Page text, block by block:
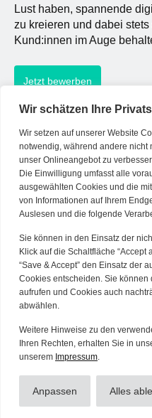
Wir schätzen Ihre
Wir setzen auf unserer Website
notwendig, während andere nicht
unser Onlineangebot zu
Die Einwilligung umfasst alle
ausgewählten Cookies und die
von Informationen auf Ihrem
Auslesen und die folgende
Sie können in den Einsatz der
Klick auf die Schaltfläche
“Save & Accept” den Einsatz der
Cookies entscheiden. Sie
aufrufen und Cookies auch
abwählen.
Weitere Hinweise zu den
Ihren Rechten, erhalten Sie in
unserem Impressum.
Anpassen Alles
Lust haben, spannende
zu kreieren und dabei
Kund:innen im Auge
Jetzt bewerben
Kontakt
Tel. Zentrale: +49 (69)
E-Mail:
FFM – Friedensstraße 11
60311 Frankfurt am Main
→ Anfahrtsplan Frankfurt
HN – Gymnasiumstraße 35
74072 Heilbronn
→ Anfahrtsplan Heilbronn
Datenschutzerklärung
Impressum